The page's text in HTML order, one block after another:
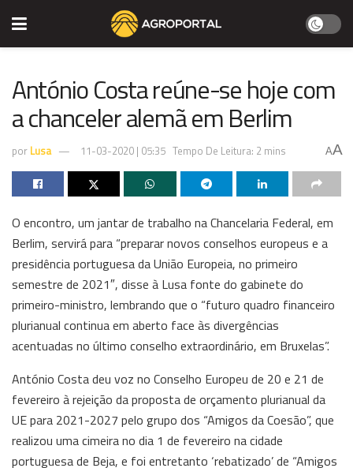
António Costa reúne-se hoje com
a chanceler alemã em Berlim
por Lusa 11-03-2020 | 05:35 Tempo De Leitura: 2 mins AA
O encontro, um jantar de trabalho na Chancelaria Federal, em
Berlim, servirá para “preparar novos conselhos europeus e a
presidência portuguesa da União Europeia, no primeiro
semestre de 2021″, disse à Lusa fonte do gabinete do
primeiro-ministro, lembrando que o “futuro quadro financeiro
plurianual continua em aberto face às divergências
acentuadas no último conselho extraordinário, em Bruxelas”.
António Costa deu voz no Conselho Europeu de 20 e 21 de
fevereiro à rejeição da proposta de orçamento plurianual da
UE para 2021-2027 pelo grupo dos “Amigos da Coesão”, que
realizou uma cimeira no dia 1 de fevereiro na cidade
portuguesa de Beja, e foi entretanto ‘rebatizado’ de “Amigos